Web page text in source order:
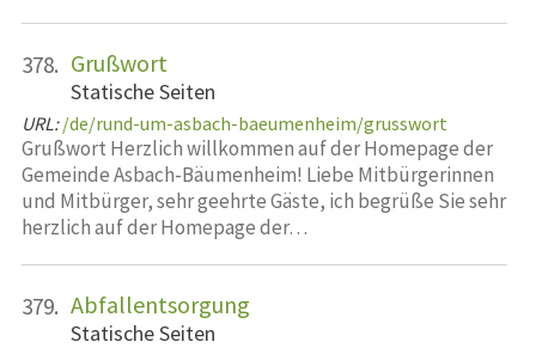
378. Grußwort
Statische Seiten
URL: /de/rund-um-asbach-baeumenheim/grusswort
Grußwort Herzlich willkommen auf der Homepage der
Gemeinde Asbach-Bäumenheim! Liebe Mitbürgerinnen
und Mitbürger, sehr geehrte Gäste, ich begrüße Sie sehr
herzlich auf der Homepage der…
379. Abfallentsorgung
Statische Seiten